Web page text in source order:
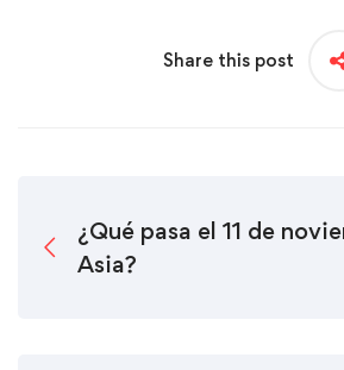
Share this post
¿Qué pasa el 11 de
Asia?